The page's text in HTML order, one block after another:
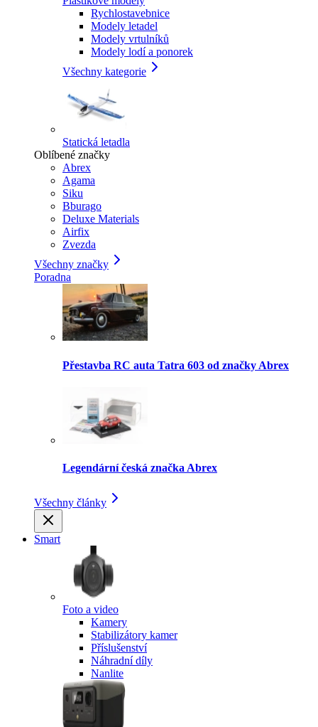
Rychlostavebnice
Modely letadel
Modely vrtulníků
Modely lodí a ponorek
Všechny kategorie
Statická letadla
Oblíbené značky
Abrex
Agama
Siku
Bburago
Deluxe Materials
Airfix
Zvezda
Všechny značky
Poradna
Přestavba RC auta Tatra 603 od značky Abrex
Legendární česká značka Abrex
Všechny články
Smart
Foto a video
Kamery
Stabilizátory kamer
Příslušenství
Náhradní díly
Nanlite